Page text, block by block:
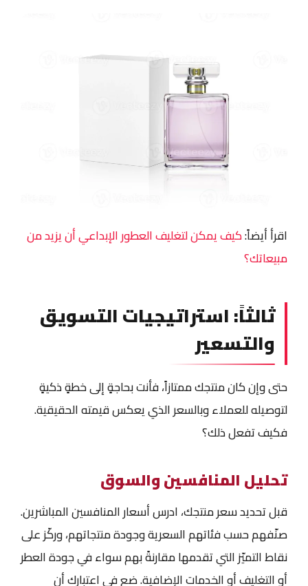
اقرأ أيضاً:كيف يمكن لتغليف العطور الإبداعي أن يزيد من
مبيعاتك؟
ثالثاً: استراتيجيات التسويق
والتسعير
حتى وإن كان منتجك ممتازاً، فأنت بحاجةٍ إلى خطةٍ ذكيةٍ
لتوصيله للعملاء وبالسعر الذي يعكس قيمته الحقيقية.
فكيف تفعل ذلك؟
تحليل المنافسين والسوق
قبل تحديد سعر منتجك، ادرس أسعار المنافسين المباشرين.
صنّفهم حسب فئاتهم السعرية وجودة منتجاتهم، وركّز على
نقاط التميّز التي تقدمها مقارنةً بهم سواء في جودة العطر
أو التغليف أو الخدمات الإضافية. ضع في اعتبارك أن